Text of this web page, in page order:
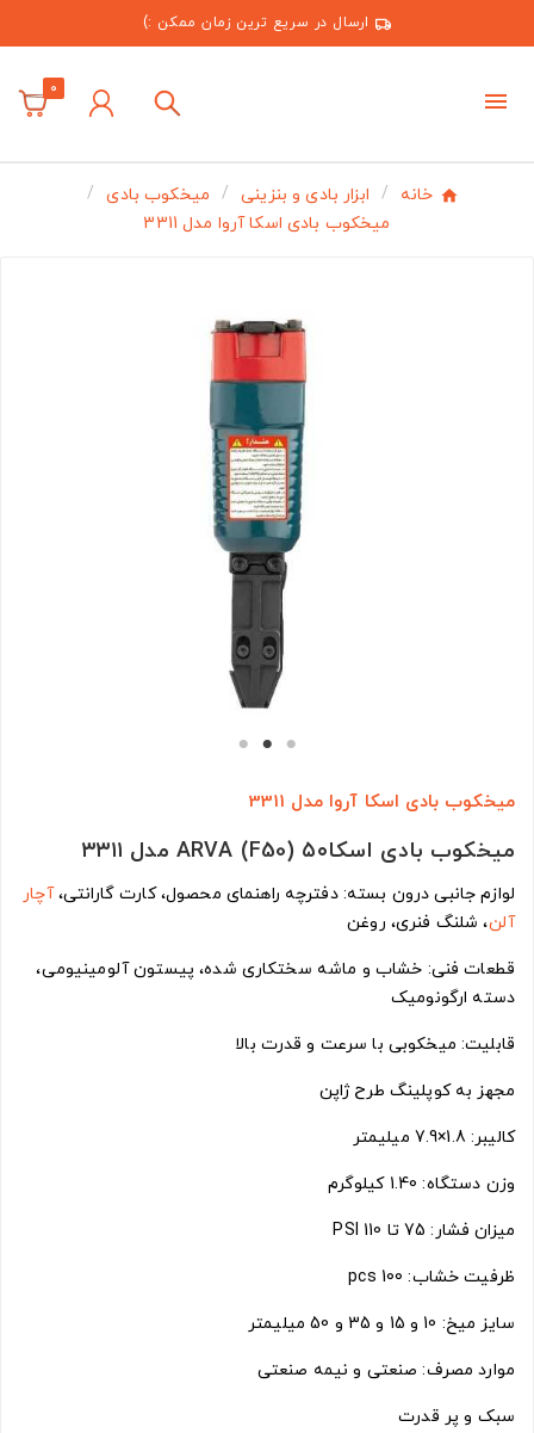
ارسال در سریع ترین زمان ممکن :)
0
خانه ابزار بادی و بنزینی
میخکوب بادی
میخکوب بادی اسکا آروا مدل 3311
میخکوب بادی اسکا آروا مدل 3311
میخکوب بادی اسکا۵۰ (F50) ARVA مدل ۳۳۱۱
لوازم جانبی درون بسته: دفترچه راهنمای محصول، کارت گارانتی،آچار
آلن، شلنگ فنری، روغن
قطعات فنی: خشاب و ماشه سختکاری شده، پیستون آلومینیومی،
دسته ارگونومیک
قابلیت: میخکوبی با سرعت و قدرت بالا
مجهز به کوپلینگ طرح ژاپن
کالیبر: 1.8×7.9 میلیمتر
وزن دستگاه: 1.40 کیلوگرم
میزان فشار: 75 تا 110 PSI
ظرفیت خشاب: 100 pcs
سایز میخ: 10 و 15 و 35 و 50 میلیمتر
موارد مصرف: صنعتی و نیمه صنعتی
سبک و پر قدرت